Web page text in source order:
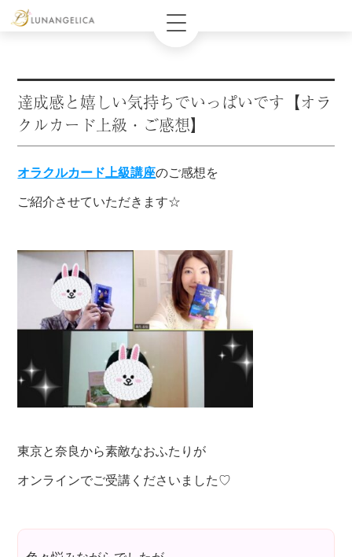
達成感と嬉しい気持ちでいっぱいです【オラ
クルカード上級・ご感想】
オラクルカード上級講座のご感想を
ご紹介させていただきます☆
東京と奈良から素敵なおふたりが
オンラインでご受講くださいました♡